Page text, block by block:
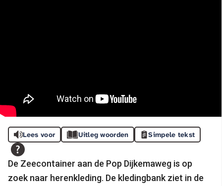
Lees voor Uitleg woorden Simpele tekst
De Zeecontainer aan de Pop Dijkemaweg is op
zoek naar herenkleding. De kledingbank ziet in de